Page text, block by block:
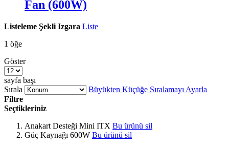
Fan (600W)
Listeleme Şekli Izgara Liste
1 öğe
Göster
sayfa başı
Sırala
Büyükten Küçüğe Sıralamayı Ayarla
Filtre
Seçtikleriniz
Anakart Desteği Mini ITX Bu ürünü sil
Güç Kaynağı 600W Bu ürünü sil